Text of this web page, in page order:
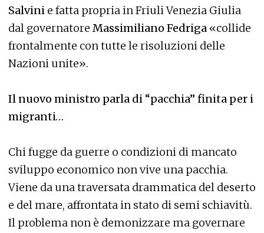
Salvini e fatta propria in Friuli Venezia Giulia
dal governatore Massimiliano Fedriga «collide
frontalmente con tutte le risoluzioni delle
Nazioni unite».
Il nuovo ministro parla di “pacchia” finita per i
migranti…
Chi fugge da guerre o condizioni di mancato
sviluppo economico non vive una pacchia.
Viene da una traversata drammatica del deserto
e del mare, affrontata in stato di semi schiavitù.
Il problema non è demonizzare ma governare